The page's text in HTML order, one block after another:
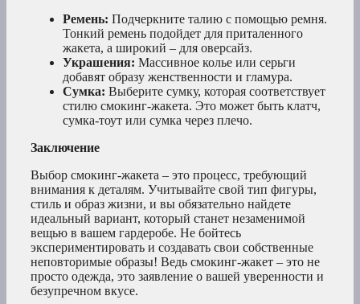
Ремень: Подчеркните талию с помощью ремня.
Тонкий ремень подойдет для приталенного
жакета, а широкий – для оверсайз.
Украшения: Массивное колье или серьги
добавят образу женственности и гламура.
Сумка: Выберите сумку, которая соответствует
стилю смокинг-жакета. Это может быть клатч,
сумка-тоут или сумка через плечо.
Заключение
Выбор смокинг-жакета – это процесс, требующий
внимания к деталям. Учитывайте свой тип фигуры,
стиль и образ жизни, и вы обязательно найдете
идеальный вариант, который станет незаменимой
вещью в вашем гардеробе. Не бойтесь
экспериментировать и создавать свои собственные
неповторимые образы! Ведь смокинг-жакет – это не
просто одежда, это заявление о вашей уверенности и
безупречном вкусе.